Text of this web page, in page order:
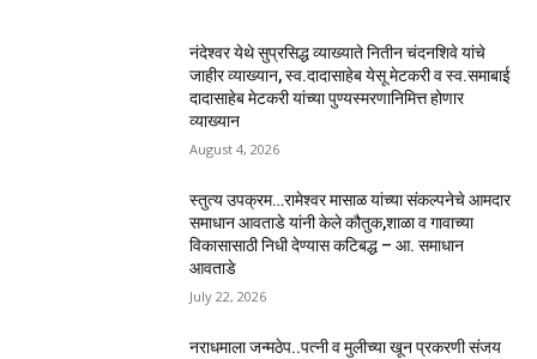
नंदेश्वर येथे सुप्रसिद्ध व्याख्याते नितीन चंदनशिवे यांचे
जाहीर व्याख्यान, स्व.दादासाहेब येसू मेटकरी व स्व.समाबाई
दादासाहेब मेटकरी यांच्या पुण्यस्मरणानिमित्त होणार
व्याख्यान
August 4, 2026
स्तुत्य उपक्रम…रामेश्वर मासाळ यांच्या संकल्पनेचे आमदार
समाधान आवताडे यांनी केले कौतुक,शाळा व गावाच्या
विकासासाठी निधी देण्यास कटिबद्ध – आ. समाधान
आवताडे
July 22, 2026
नराधमाला जन्मठेप..पत्नी व मुलीच्या खून प्रकरणी संजय